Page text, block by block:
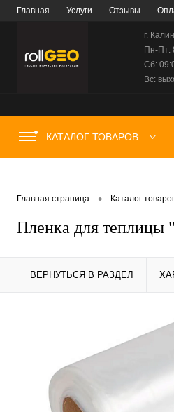
Главная Услуги Отзывы
г.
Пн-Пт:
Сб:
Вс:
КАТАЛОГ ТОВАРОВ
Главная страница • Каталог
Пленка для теплицы
ВЕРНУТЬСЯ В РАЗДЕЛ